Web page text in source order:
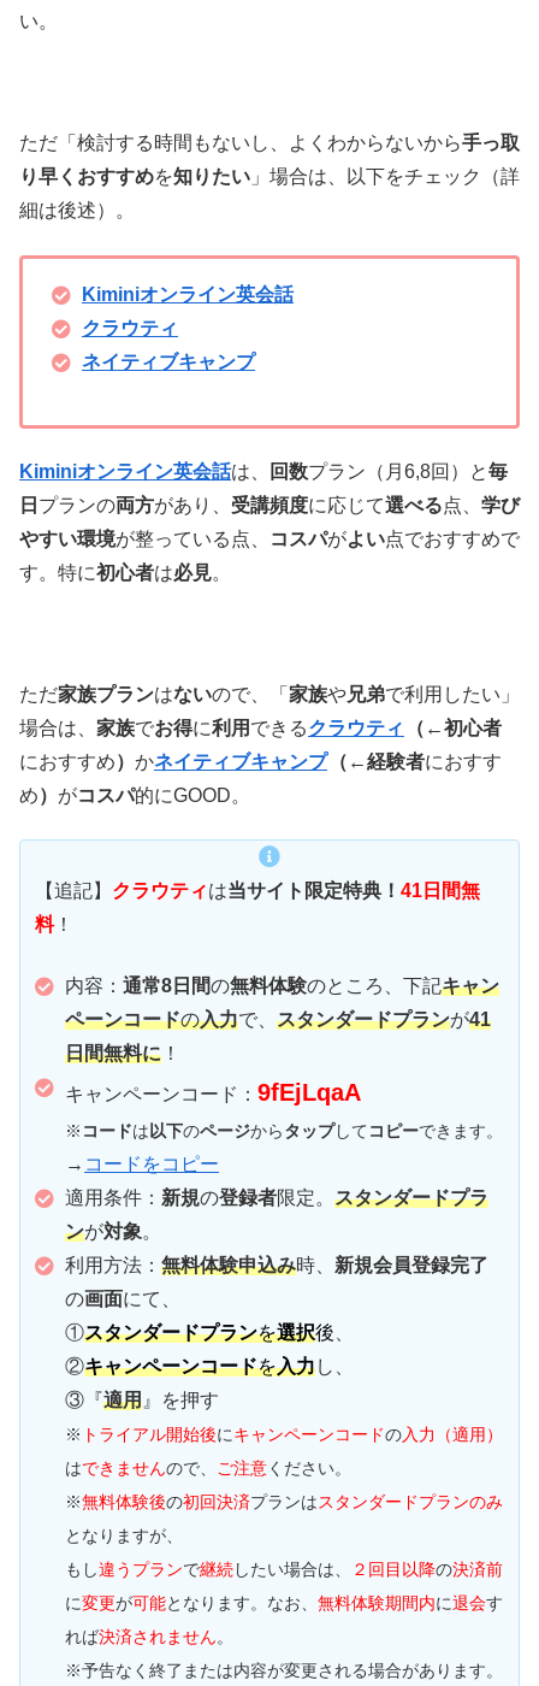
い。
ただ「検討する時間もないし、よくわからないから手っ取
り早くおすすめを知りたい 」場合は、以下をチェック（詳
細は後述）。
Kiminiオンライン英会話
クラウティ
ネイティブキャンプ
Kiminiオンライン英会話は、 回数プラン（月6,8回）と毎
日 プランの両方があり、 受講頻度に応じて選べる点、 学び
やすい環境が整っている点、 コスパがよい点でおすすめで
す。特に初心者は必見。
ただ家族プランはないので、「 家族や兄弟で利用したい」
場合は、 家族でお得に利用 できるクラウティ
（←初心者
におすすめ） かネイティブキャンプ （←経験者におすす
め） がコスパ的にGOOD。
【追記】 クラウティは当サイト限定特典！ 41日間無
料！
内容： 通常8日間の無料体験のところ、下記キャン
ペーンコードの入力で、 スタンダードプランが41
日間無料に ！
キャンペーンコード： 9fEjLqaA
※ コードは 以下のページからタップしてコピーできます。
→ コードをコピー
適用条件： 新規の登録者限定。 スタンダードプラ
ンが対象。
利用方法： 無料体験申込み時、 新規会員登録完了
の画面にて、
①スタンダードプランを選択後
②キャンペーンコードを入力し、
③『適用 』を押す
※ トライアル開始後にキャンペーンコードの入力（適用）
はできませんので、 ご注意ください。
※無料体験後の初回決済プランはスタンダードプランのみ
となりますが、
もし違うプランで継続したい場合は、 ２回目以降の決済前
に変更が可能となります。なお、 無料体験期間内に退会す
れば決済されません。
※予告なく終了または内容が変更される場合があります。